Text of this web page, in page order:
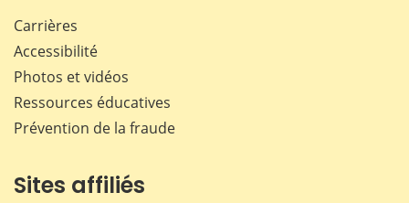
Carrières
Accessibilité
Photos et vidéos
Ressources éducatives
Prévention de la fraude
Sites affiliés